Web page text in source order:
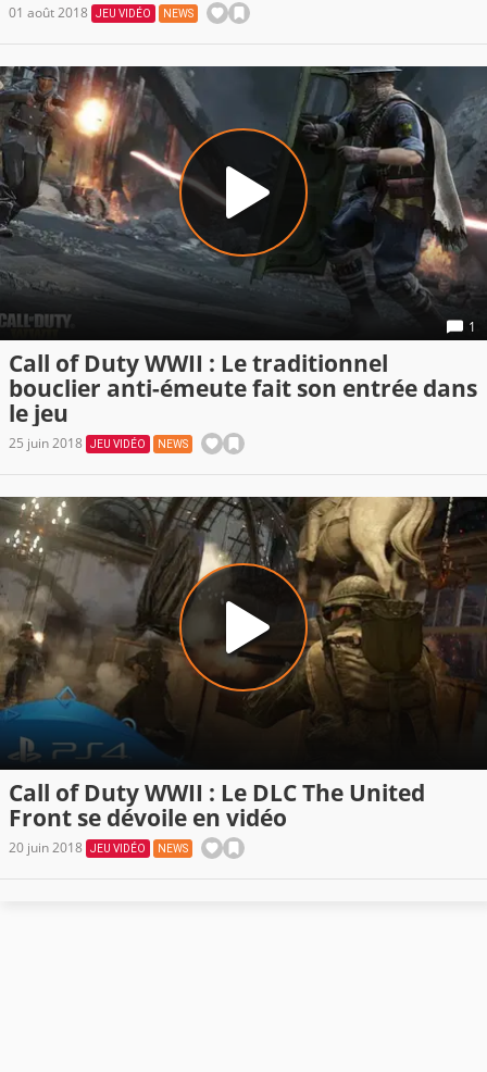
01 août 2018 JEU VIDÉO NEWS
1
Call of Duty WWII : Le traditionnel
bouclier anti-émeute fait son entrée dans
le jeu
25 juin 2018 JEU VIDÉO NEWS
Call of Duty WWII : Le DLC The United
Front se dévoile en vidéo
20 juin 2018 JEU VIDÉO NEWS